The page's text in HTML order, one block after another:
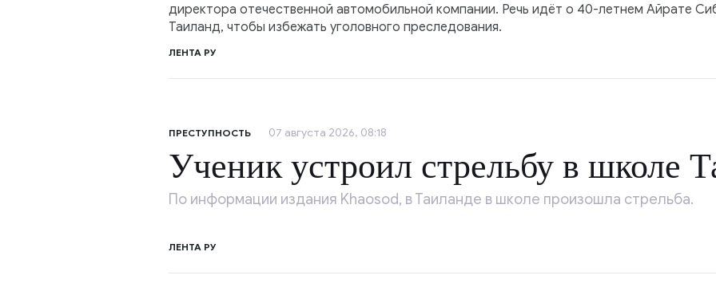
директора отечественной автомобильной компании. Речь идёт о 40-летнем Айрате
Таиланд, чтобы избежать уголовного преследования.
ЛЕНТА РУ
ПРЕСТУПНОСТЬ 07 августа 2026, 08:18
Ученик устроил стрельбу в школе
По информации издания Khaosod, в Таиланде в школе произошла стрельба.
ЛЕНТА РУ